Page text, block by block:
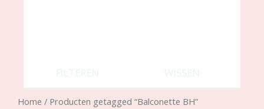
Home / Producten getagged “Balconette BH”